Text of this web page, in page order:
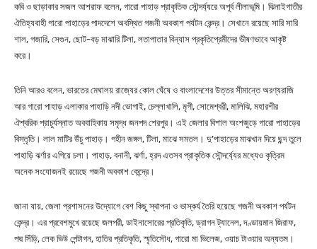
কবি ও ছাড়াকার সজল আশরাফ বলেন, গারো পাহাড় প্রাকৃতিক সৌন্দর্য্যরে অপূর্ব লীলাভূমি। ঝিনাইগাতীর
ঐতিহ্যবাহী গারো পাহাড়ের পাদদেশে অবস্থিত গজনী অবকাশ পর্যটন কেন্দ্র। সেখানে রয়েছে সারি সারি
শাল, গজারি, সেগুন, ছোট-বড় মাঝারি টিলা, লতাপাতার বিন্যাস প্রকৃতিপ্রেমীদের ভীষণভাবে আকৃষ্ট
করে।
তিনি আরও বলেন, ভারতের মেঘালয় রাজ্যের কোল ঘেঁষে ও বাংলাদেশের উত্তর সীমান্তে অরণ্যরাজি
আর গারো পাহাড় এলাকার পাহাড়ি নদী ভোগাই, চেল্লাখালি, মৃগী, সোমেশ্বরী, মালিঝি, মহারশীর
ঐশ্বরিক প্রাচুর্যস্নাত অববাহিকায় সমৃদ্ধ জনপদ শেরপুর। এই জেলার বিশাল অংশজুড়ে গারো পাহাড়ের
বিস্তৃতি। লাল মাটির উঁচু পাহাড়। গহীন জঙ্গল, টিলা, মাঝে সমতল। দু’পাহাড়ের মাঝখান দিয়ে ছন্দ তুলে
পাহাড়ি ঝর্ণার এগিয়ে চলা। পাহাড়, বনানী, ঝর্ণা, হ্রদ এতসব প্রাকৃতিক সৌন্দর্য্যের মধ্যেও কৃত্রিম
অনেক সংযোজনই রয়েছে গজনী অবকাশ কেন্দ্রে।
জানা যায়, জেলা প্রশাসনের উদ্যোগে বেশ কিছু স্থাপনা ও ভাস্কর্য তৈরি হয়েছে গজনী অবকাশ পর্যটন
কেন্দ্র। এর প্রবেশমুখে রয়েছে জলপরী, ডাইনাসোরের প্রতিকৃতি, ড্রাগন ট্যানেল, দণ্ডায়মান জিরাফ,
পদ্ম সিঁড়ি, লেক ভিউ পেন্টাগন, হাতির প্রতিকৃতি, স্মৃতিসৌধ, গারো মা ভিলেজ, ওয়াচ টাওয়ার অন্যতম।